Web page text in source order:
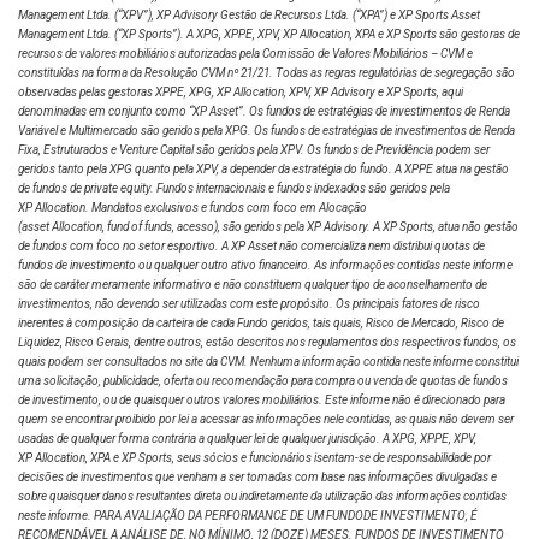
Management Ltda. (“XPV”), XP Advisory Gestão de Recursos Ltda. (“XPA”) e XP Sports Asset
Management Ltda. (“XP Sports”). A XPG, XPPE, XPV, XP Allocation, XPA e XP Sports são gestoras de
recursos de valores mobiliários autorizadas pela Comissão de Valores Mobiliários – CVM e
constituídas na forma da Resolução CVM nº 21/21. Todas as regras regulatórias de segregação são
observadas pelas gestoras XPPE, XPG, XP Allocation, XPV, XP Advisory e XP Sports, aqui
denominadas em conjunto como “XP Asset”. Os fundos de estratégias de investimentos de Renda
Variável e Multimercado são geridos pela XPG. Os fundos de estratégias de investimentos de Renda
Fixa, Estruturados e Venture Capital são geridos pela XPV. Os fundos de Previdência podem ser
geridos tanto pela XPG quanto pela XPV, a depender da estratégia do fundo. A XPPE atua na gestão
de fundos de private equity. Fundos internacionais e fundos indexados são geridos pela
XP Allocation. Mandatos exclusivos e fundos com foco em Alocação
(asset Allocation, fund of funds, acesso), são geridos pela XP Advisory. A XP Sports, atua não gestão
de fundos com foco no setor esportivo. A XP Asset não comercializa nem distribui quotas de
fundos de investimento ou qualquer outro ativo financeiro. As informações contidas neste informe
são de caráter meramente informativo e não constituem qualquer tipo de aconselhamento de
investimentos, não devendo ser utilizadas com este propósito. Os principais fatores de risco
inerentes à composição da carteira de cada Fundo geridos, tais quais, Risco de Mercado, Risco de
Liquidez, Risco Gerais, dentre outros, estão descritos nos regulamentos dos respectivos fundos, os
quais podem ser consultados no site da CVM. Nenhuma informação contida neste informe constitui
uma solicitação, publicidade, oferta ou recomendação para compra ou venda de quotas de fundos
de investimento, ou de quaisquer outros valores mobiliários. Este informe não é direcionado para
quem se encontrar proibido por lei a acessar as informações nele contidas, as quais não devem ser
usadas de qualquer forma contrária a qualquer lei de qualquer jurisdição. A XPG, XPPE, XPV,
XP Allocation, XPA e XP Sports, seus sócios e funcionários isentam-se de responsabilidade por
decisões de investimentos que venham a ser tomadas com base nas informações divulgadas e
sobre quaisquer danos resultantes direta ou indiretamente da utilização das informações contidas
neste informe. PARA AVALIAÇÃO DA PERFORMANCE DE UM FUNDODE INVESTIMENTO, É
RECOMENDÁVEL A ANÁLISE DE, NO MÍNIMO, 12 (DOZE) MESES. FUNDOS DE INVESTIMENTO